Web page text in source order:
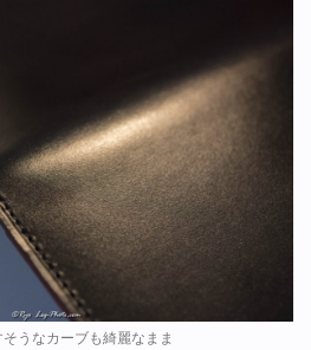
うなカーブも綺麗なまま